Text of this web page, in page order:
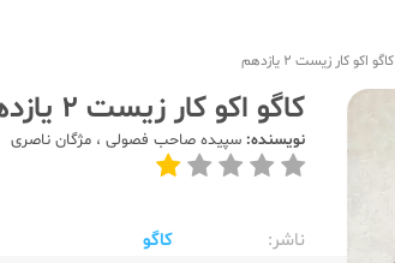
کاگو اکو کار زیست 2 یازدهم
کاگو اکو کار زیست 2 یازدهم
نویسنده: سپیده صاحب فصولی ، مژگان ناصری
ناشر:‌
کاگو